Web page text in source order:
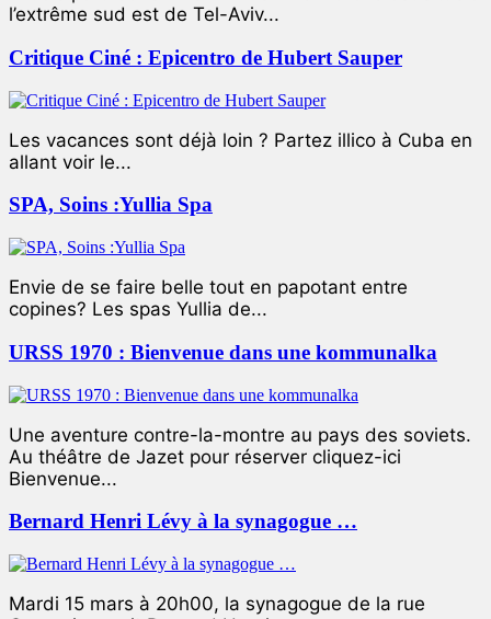
l’extrême sud est de Tel-Aviv...
Critique Ciné : Epicentro de Hubert Sauper
Les vacances sont déjà loin ? Partez illico à Cuba en
allant voir le...
SPA, Soins :Yullia Spa
Envie de se faire belle tout en papotant entre
copines? Les spas Yullia de...
URSS 1970 : Bienvenue dans une kommunalka
Une aventure contre-la-montre au pays des soviets.
Au théâtre de Jazet pour réserver cliquez-ici
Bienvenue...
Bernard Henri Lévy à la synagogue …
Mardi 15 mars à 20h00, la synagogue de la rue